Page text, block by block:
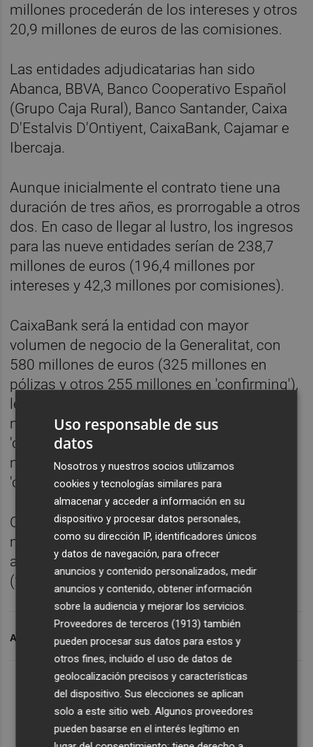
millones procederán de los intereses y otros
20,9 millones de euros de las comisiones.
Las entidades adjudicatarias han sido
Abanca, BBVA, Banco Cooperativo Español
(Grupo Caja Rural), Banco Santander, Caixa
D'Estalvis D'Ontiyent, CaixaBank, Cajamar e
Ibercaja.
Aunque inicialmente el contrato tiene una
duración de tres años, es prorrogable a otros
dos. En caso de llegar al lustro, los ingresos
para las nueve entidades serían de 238,7
millones de euros (196,4 millones por
intereses y 42,3 millones por comisiones).
CaixaBank será la entidad con mayor
volumen de negocio de la Generalitat, con
580 millones de euros (325 millones en
pólizas y otros 255 millones en 'confirming'),
le siguen Santander, con 500 millones (200
millones en pólizas y 300 millones en
'confirming'); y BBVA, con 355 millones (155
millones en pólizas y 200 millones en
'confirming').
Cajamar gestionará 50 millones en pólizas,
mientras que los préstamos han ido a parar
a Ibercaja (10 millones), Banco Cooperativo
(27,5 millones) y Abanca (2,5 millones).
ARCHIVADO EN VALENCIANA BANCA
Uso responsable de sus
datos
Nosotros y nuestros socios utilizamos
cookies y tecnologías similares para
almacenar y acceder a información en su
dispositivo y procesar datos personales,
como su dirección IP, identificadores únicos
y datos de navegación, para ofrecer
anuncios y contenido personalizados, medir
anuncios y contenido, obtener información
sobre la audiencia y mejorar los servicios.
Proveedores de terceros (1913) también
pueden procesar sus datos para estos y
otros fines, incluido el uso de datos de
geolocalización precisos y características
del dispositivo. Sus elecciones se aplican
solo a este sitio web. Algunos proveedores
pueden basarse en el interés legítimo en